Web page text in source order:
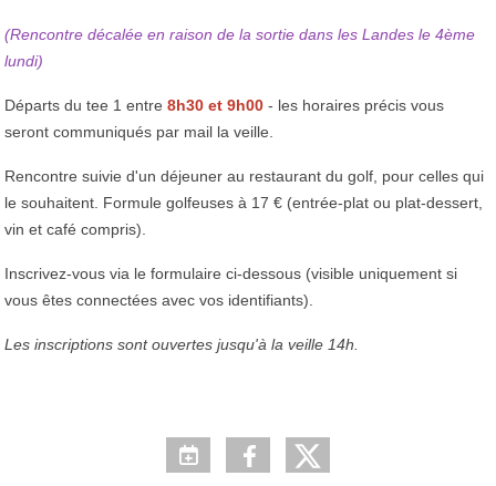
(Rencontre décalée en raison de la sortie dans les Landes le 4ème
lundi)
Départs du tee 1 entre 8h30 et 9h00 - les horaires précis vous
seront communiqués par mail la veille.
Rencontre suivie d'un déjeuner au restaurant du golf, pour celles qui
le souhaitent. Formule golfeuses à 17 € (entrée-plat ou plat-dessert,
vin et café compris).
Inscrivez-vous via le formulaire ci-dessous (visible uniquement si
vous êtes connectées avec vos identifiants).
Les inscriptions sont ouvertes jusqu'à la veille 14h.